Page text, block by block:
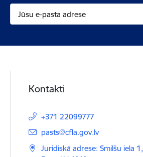
Kontakti
+371 22099777
E-pasts:
pasts@cfla.gov.lv
Juridiskā adrese: Smilšu iela 1,